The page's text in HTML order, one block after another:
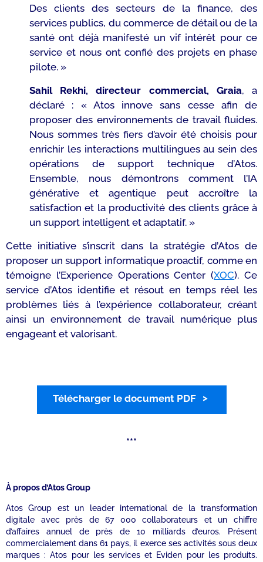
Des clients des secteurs de la finance, des
services publics, du commerce de détail ou de la
santé ont déjà manifesté un vif intérêt pour ce
service et nous ont confié des projets en phase
pilote. »
Sahil Rekhi, directeur commercial, Graia, a
déclaré : « Atos innove sans cesse afin de
proposer des environnements de travail fluides.
Nous sommes très fiers d’avoir été choisis pour
enrichir les interactions multilingues au sein des
opérations de support technique d’Atos.
Ensemble, nous démontrons comment l’IA
générative et agentique peut accroître la
satisfaction et la productivité des clients grâce à
un support intelligent et adaptatif. »
Cette initiative s’inscrit dans la stratégie d’Atos de
proposer un support informatique proactif, comme en
témoigne l’Experience Operations Center (XOC). Ce
service d’Atos identifie et résout en temps réel les
problèmes liés à l’expérience collaborateur, créant
ainsi un environnement de travail numérique plus
engageant et valorisant.
Télécharger le document PDF
***
À propos d’Atos Group
Atos Group est un leader international de la transformation
digitale avec près de 67 000 collaborateurs et un chiffre
d’affaires annuel de près de 10 milliards d’euros. Présent
commercialement dans 61 pays, il exerce ses activités sous deux
marques : Atos pour les services et Eviden pour les produits.